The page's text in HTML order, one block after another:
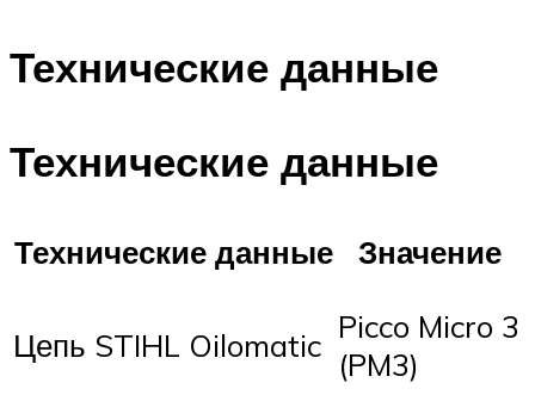
Технические данные
Технические данные
Технические данные Значение
Цепь STIHL Oilomatic Picco Micro 3
(PM3)